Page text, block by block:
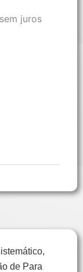
sem juros
de Para